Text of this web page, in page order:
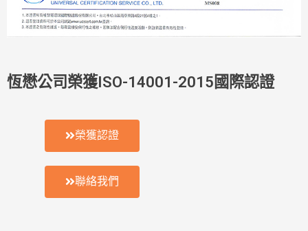
恆懋公司榮獲ISO-14001-2015國際認證
榮獲認證
聯絡我們